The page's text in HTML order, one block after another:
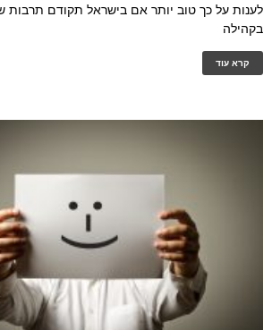
לענות על כך טוב יותר אם בישראל תקודם תרבות
בקהילה
קרא עוד